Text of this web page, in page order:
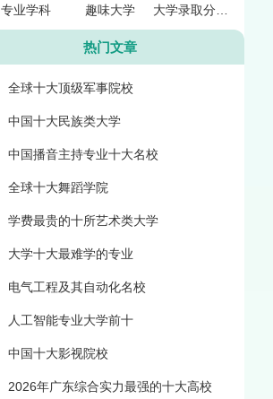
专业学科 趣味大学 大学录取分数线
热门文章
全球十大顶级军事院校
中国十大民族类大学
中国播音主持专业十大名校
全球十大舞蹈学院
学费最贵的十所艺术类大学
大学十大最难学的专业
电气工程及其自动化名校
人工智能专业大学前十
中国十大影视院校
2026年广东综合实力最强的十大高校